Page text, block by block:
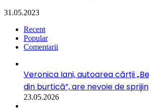
31.05.2023
Recent
Popular
Comentarii
Veronica Iani, autoarea cărții
din burtică”, are nevoie de sprijin
23.05.2026